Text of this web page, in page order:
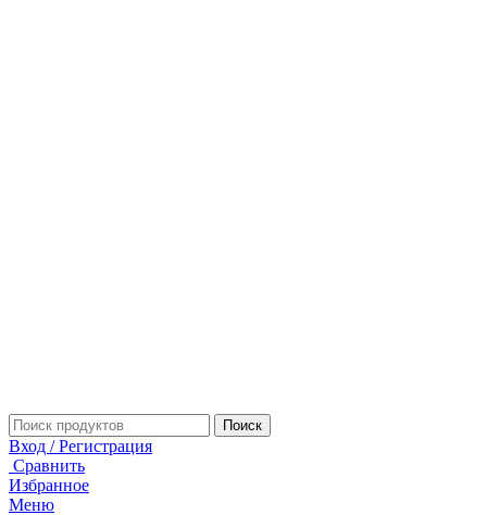
Поиск
Вход / Регистрация
Сравнить
Избранное
Меню